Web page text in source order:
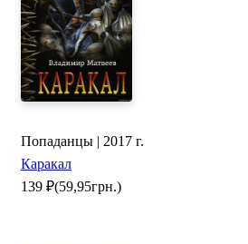
Попаданцы | 2017 г.
Каракал
139 ₽(59,95грн.)